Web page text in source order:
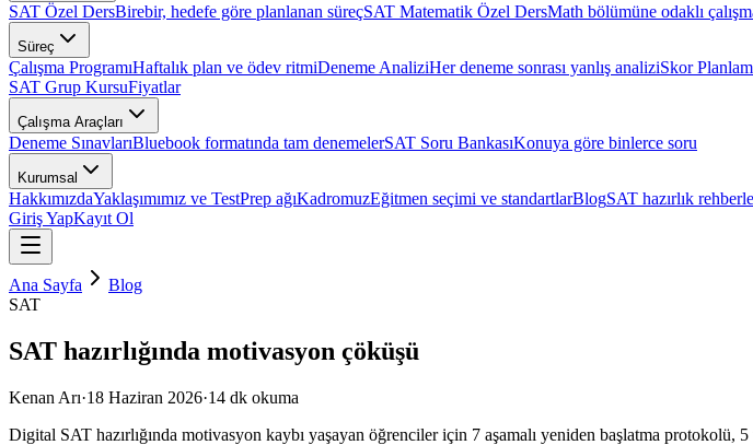
SAT Özel DersBirebir, hedefe göre planlanan süreçSAT Matematik Özel DersMath bölümüne odaklı
Süreç
Çalışma ProgramıHaftalık plan ve ödev ritmiDeneme AnaliziHer deneme sonrası yanlış analiziSkor
SAT Grup KursuFiyatlar
Çalışma Araçları
Deneme SınavlarıBluebook formatında tam denemelerSAT Soru BankasıKonuya göre binlerce soru
Kurumsal
HakkımızdaYaklaşımımız ve TestPrep ağıKadromuzEğitmen seçimi ve standartlarBlogSAT hazırlık
Giriş YapKayıt Ol
Ana Sayfa
Blog
SAT
SAT hazırlığında motivasyon çöküşü
Kenan Arı·18 Haziran 2026·14 dk okuma
Digital SAT hazırlığında motivasyon kaybı yaşayan öğrenciler için 7 aşamalı yeniden başlatma protokolü,